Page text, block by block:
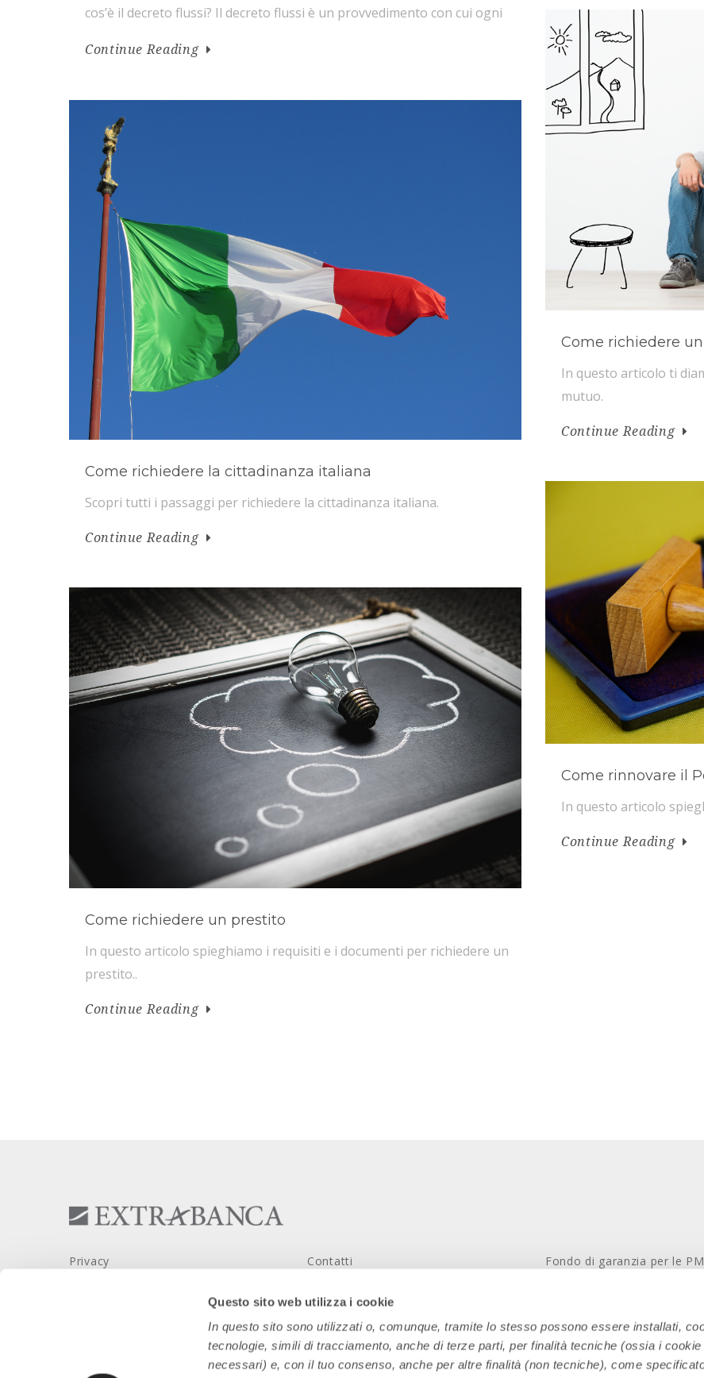
Questo sito web utilizza i cookie
In questo sito sono utilizzati o, comunque, tramite lo stesso possono essere installati,
tecnologie, simili di tracciamento, anche di terze parti, per finalità tecniche (ossia i cookie
necessari) e, con il tuo consenso, anche per altre finalità (non tecniche), come
cos’è il decreto flussi? Il decreto flussi è un provvedimento con cui ogni
extracomunitari possono entrare in Italia per motivi di lavoro autonomo,
Continue Reading
Come richiedere
In questo articolo ti
mutuo.
Continue Reading
Come richiedere la cittadinanza italiana
Scopri tutti i passaggi per richiedere la cittadinanza italiana.
Continue Reading
Come rinnovare il
In questo articolo
Continue Reading
Come richiedere un prestito
In questo articolo spieghiamo i requisiti e i documenti per richiedere un
prestito..
Continue Reading
Privacy
Contatti
Privacy Policy
Lavora con noi
Fondo di garanzia per le
Bilanci e relazioni
Rapporti Dormienti